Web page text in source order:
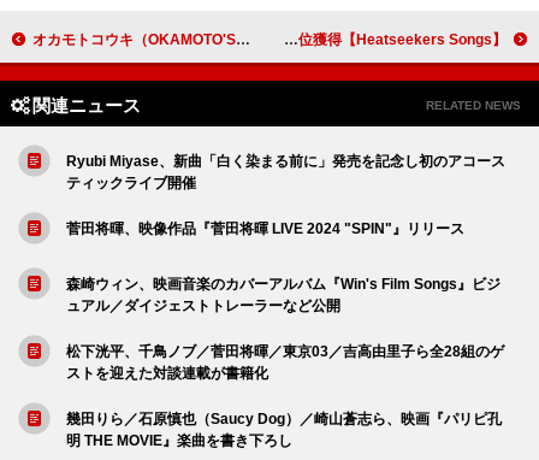
オカモトコウキ（OKAMOTO'S）×倉品翔（GOOD BYE APRIL）、初コラボ曲の配信スタート 【Heatseekers Songs】柊マグネタイト「テトリス」が10週連続首位獲得
関連ニュース RELATED NEWS
Ryubi Miyase、新曲「白く染まる前に」発売を記念し初のアコース
ティックライブ開催
菅田将暉、映像作品『菅田将暉 LIVE 2024 "SPIN"』リリース
森崎ウィン、映画音楽のカバーアルバム『Win's Film Songs』ビジ
ュアル／ダイジェストトレーラーなど公開
松下洸平、千鳥ノブ／菅田将暉／東京03／吉高由里子ら全28組のゲ
ストを迎えた対談連載が書籍化
幾田りら／石原慎也（Saucy Dog）／崎山蒼志ら、映画『パリピ孔
明 THE MOVIE』楽曲を書き下ろし